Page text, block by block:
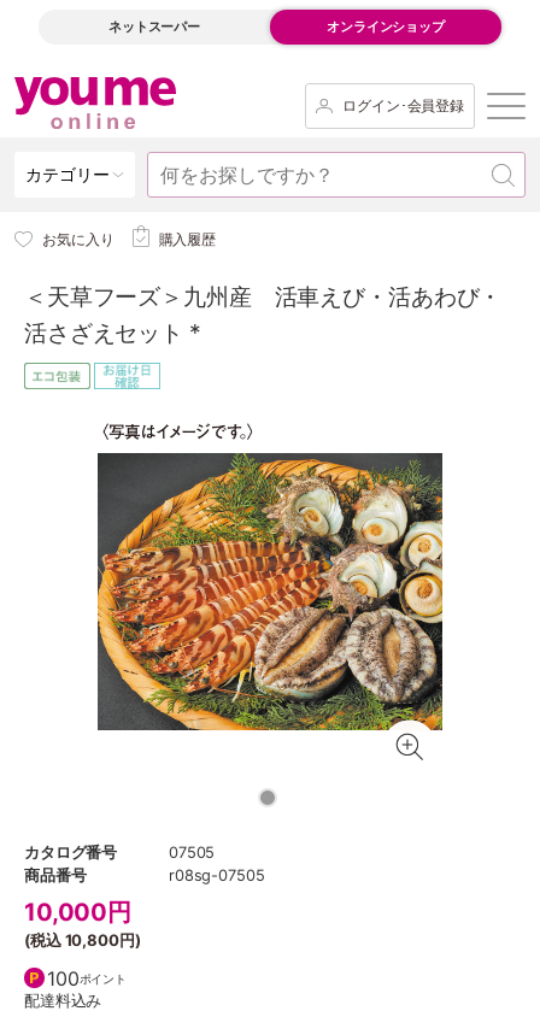
ネットスーパー オンラインショップ
ログイン･会員登録
カテゴリー
お気に入り 購入履歴
＜天草フーズ＞九州産 活車えび・活あわび・
活さざえセット *
カタログ番号
07505
商品番号
r08sg-07505
10,000 円
(税込10,800円)
100ポイント
配達料込み